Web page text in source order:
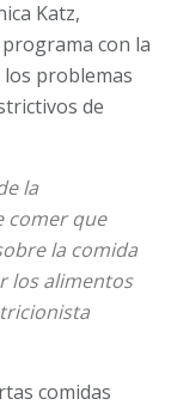
Katz,
con la
problemas
de
la
comer que
la comida
los alimentos
comidas